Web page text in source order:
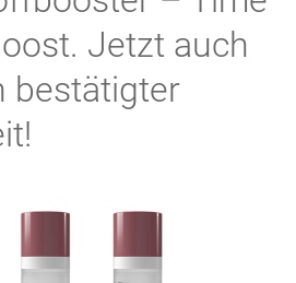
Jetzt auch
bestätigter